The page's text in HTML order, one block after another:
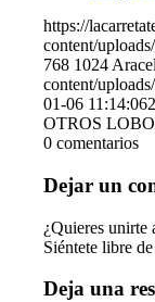
https://
content/
768 1024
content/
01-06 11:14:06
OTROS
0 comentarios
Dejar un
¿Quieres unirte
Siéntete libre
Deja una